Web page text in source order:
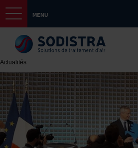
MENU
Actualités